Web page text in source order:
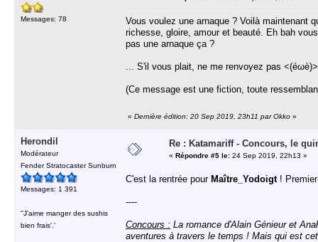
Messages: 78
Vous voulez une arnaque ? Voilà maintenant
richesse, gloire, amour et beauté. Eh bah
pas une arnaque ça ?
... S'il vous plait, ne me renvoyez pas <(éωè)>
(Ce message est une fiction, toute
« Dernière édition: 20 Sep 2019, 23h11 par Okko »
Herondil
Modérateur
Fender Stratocaster Sunburn
Messages: 1 391
''J'aime manger des sushis
bien frais'.'
Re : Katamariff - Concours, le
« Répondre #5 le: 24 Sep 2019, 22h13 »
C'est la rentrée pour Maître_Yodoigt! Premier
----
Concours : La romance d'Alain Génieur et
aventures à travers le temps ! Mais qui est